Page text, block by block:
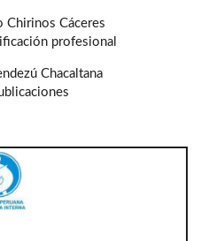
Chirinos Cáceres
profesional
Chacaltana